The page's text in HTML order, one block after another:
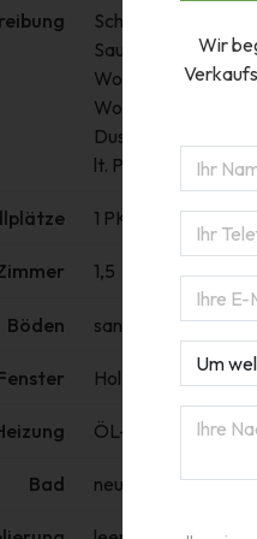
Schöne, sanierte
Saualpenstrasse
Wohnzimmer
Wohnküche
Dusche und WC
lt. Plan und
1 PKW-Stellplatz
1,5
Böden sanierte
Holzfenster (2-
ÖL-ZH inkl.
Bad neues Bad mit
Wir